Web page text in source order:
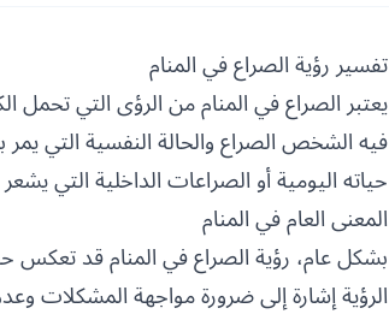
تفسير رؤية الصراع في المنام
يعتبر الصراع في المنام من الرؤى التي تحمل
فيه الشخص الصراع والحالة النفسية التي يمر
حياته اليومية أو الصراعات الداخلية التي يشعر
المعنى العام في المنام
بشكل عام، رؤية الصراع في المنام قد تعكس
الرؤية إشارة إلى ضرورة مواجهة المشكلات